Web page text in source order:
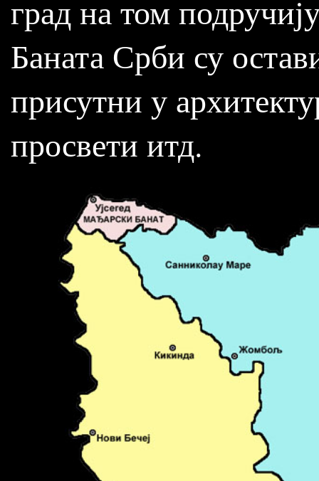
град на том
Баната Срби су
присутни у
просвети итд.